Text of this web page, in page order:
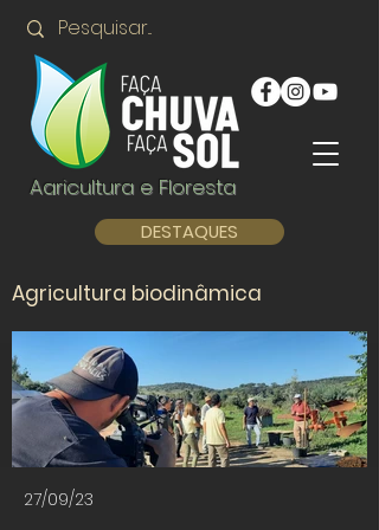
Agricultura e Floresta
DESTAQUES
Agricultura biodinâmica
27/09/23